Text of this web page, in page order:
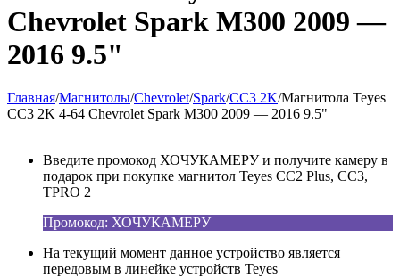
Chevrolet Spark M300 2009 —
2016 9.5"
Главная/Магнитолы/Chevrolet/Spark/CC3 2K/Магнитола Teyes
CC3 2K 4-64 Chevrolet Spark M300 2009 — 2016 9.5"
Введите промокод ХОЧУКАМЕРУ и получите камеру в
подарок при покупке магнитол Teyes CC2 Plus, CC3,
TPRO 2
Промокод: ХОЧУКАМЕРУ
На текущий момент данное устройство является
передовым в линейке устройств Teyes